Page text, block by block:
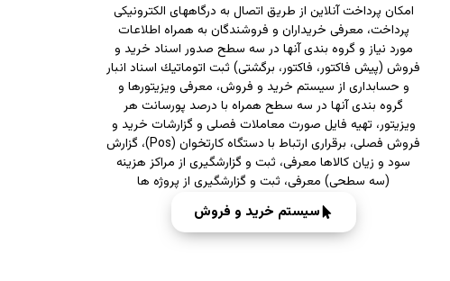
امکان پرداخت آنلاین از طریق اتصال به درگاههای الکترونیکی
پرداخت، معرفی خریداران و فروشندگان به همراه اطلاعات
مورد نیاز و گروه بندی آنها در سه سطح صدور اسناد خرید و
فروش (پیش فاكتور، فاكتور، برگشتی) ثبت اتوماتیك اسناد انبار
و حسابداری از سیستم خرید و فروش، معرفی ویزیتورها و
گروه بندی آنها در سه سطح همراه با درصد پورسانت هر
ویزیتور، تهیه فایل صورت معاملات فصلی و گزارشات خرید و
فروش فصلی، برقراری ارتباط با دستگاه كارتخوان (Pos)، گزارش
سود و زیان كالاها معرفی، ثبت و گزارشگیری از مراکز هزینه
(سه سطحی) معرفی، ثبت و گزارشگیری از پروژه ها
سیستم خرید و فروش